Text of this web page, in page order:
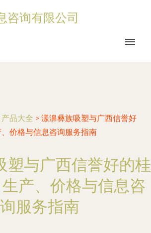
咨询有限公司
产品大全 > 漾濞彝族吸塑与广西信誉好
价格与信息咨询服务指南
塑与广西信誉好的桂
产、价格与信息咨
询服务指南